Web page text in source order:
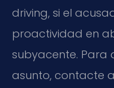
driving, si el
proactividad en
subyacente. Para
asunto, contacte a